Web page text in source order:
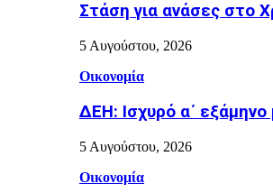
Στάση για ανάσες στο
5 Αυγούστου, 2026
Οικονομία
ΔΕΗ: Ισχυρό α΄
5 Αυγούστου, 2026
Οικονομία